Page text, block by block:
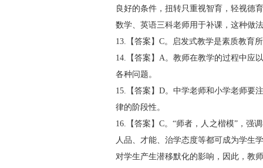
良好的条件，扭转只重视智育，轻视德
数学、英语三科老师用于补课，这种做
13.【答案】C。启发式教学是素质教育
14.【答案】A。教师在教学的过程中应
各种问题。
15.【答案】D。中学老师和小学老师要
律的阶段性。
16.【答案】C。“师者，人之楷模”，强
人品、才能、治学态度等都可成为学生
对学生产生潜移默化的影响，因此，教